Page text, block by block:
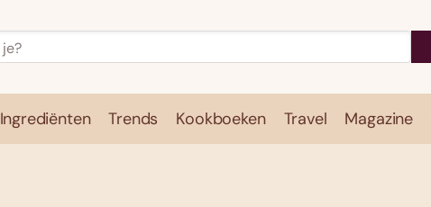
Ingrediënten Trends Kookboeken Travel Magazine